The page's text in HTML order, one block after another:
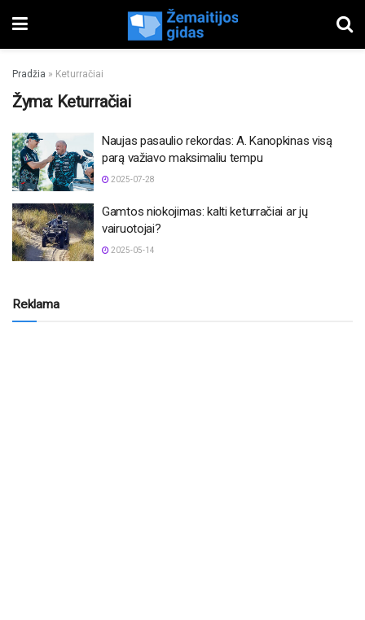
Pradžia » Keturračiai
Žyma: Keturračiai
Naujas pasaulio rekordas: A. Kanopkinas visą
parą važiavo maksimaliu tempu
2025-07-28
Gamtos niokojimas: kalti keturračiai ar jų
vairuotojai?
2025-05-14
Reklama